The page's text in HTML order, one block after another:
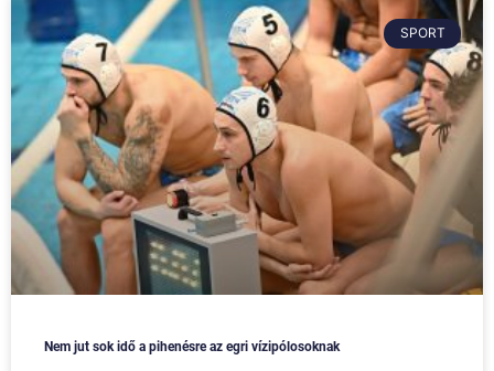
SPORT
Nem jut sok idő a pihenésre az egri vízipólosoknak